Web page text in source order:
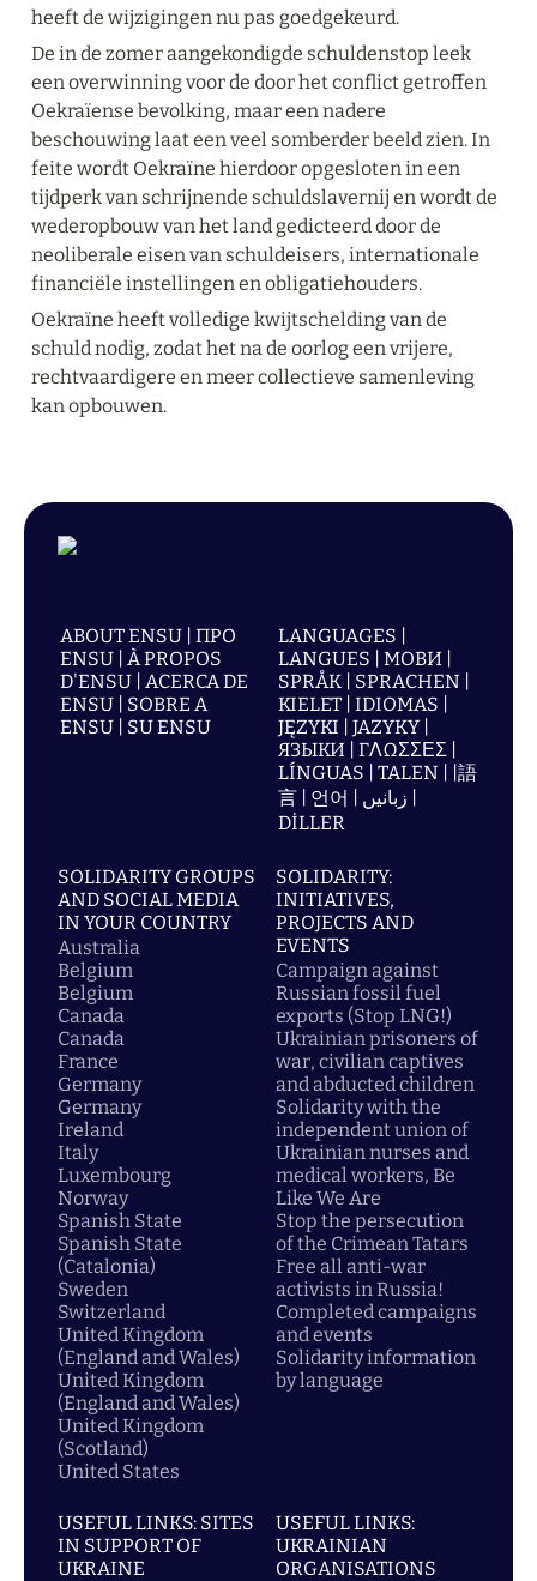
heeft de wijzigingen nu pas goedgekeurd.
De in de zomer aangekondigde schuldenstop leek
een overwinning voor de door het conflict getroffen
Oekraïense bevolking, maar een nadere
beschouwing laat een veel somberder beeld zien. In
feite wordt Oekraïne hierdoor opgesloten in een
tijdperk van schrijnende schuldslavernij en wordt de
wederopbouw van het land gedicteerd door de
neoliberale eisen van schuldeisers, internationale
financiële instellingen en obligatiehouders.
Oekraïne heeft volledige kwijtschelding van de
schuld nodig, zodat het na de oorlog een vrijere,
rechtvaardigere en meer collectieve samenleving
kan opbouwen.
ABOUT ENSU | ПРО
ENSU | À PROPOS
D'ENSU | ACERCA DE
ENSU | SOBRE A
ENSU | SU ENSU
LANGUAGES |
LANGUES | МОВИ |
SPRÅK | SPRACHEN |
KIELET | IDIOMAS |
JĘZYKI | JAZYKY |
ЯЗЫКИ | ΓΛΩΣΣΕΣ |
LÍNGUAS | TALEN | |語
言 | 언어 | زبانیں |
DİLLER
SOLIDARITY GROUPS
AND SOCIAL MEDIA
IN YOUR COUNTRY
Australia
Belgium
Belgium
Canada
Canada
France
Germany
Germany
Ireland
Italy
Luxembourg
Norway
Spanish State
Spanish State
(Catalonia)
Sweden
Switzerland
United Kingdom
(England and Wales)
United Kingdom
(England and Wales)
United Kingdom
(Scotland)
United States
SOLIDARITY:
INITIATIVES,
PROJECTS AND
EVENTS
Campaign against
Russian fossil fuel
exports (Stop LNG!)
Ukrainian prisoners of
war, civilian captives
and abducted children
Solidarity with the
independent union of
Ukrainian nurses and
medical workers, Be
Like We Are
Stop the persecution
of the Crimean Tatars
Free all anti-war
activists in Russia!
Completed campaigns
and events
Solidarity information
by language
USEFUL LINKS: SITES
IN SUPPORT OF
UKRAINE
USEFUL LINKS:
UKRAINIAN
ORGANISATIONS